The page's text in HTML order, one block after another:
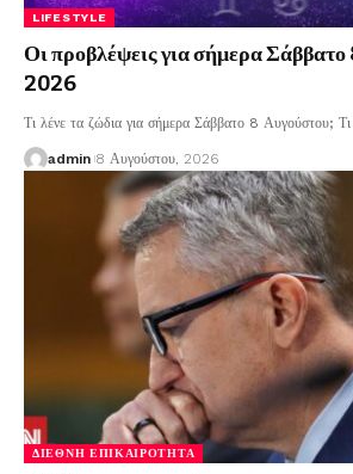
LIFESTYLE
Οι προβλέψεις για σήμερα
2026
Τι λένε τα ζώδια για σήμερα Σάββατο 8 Αυγούστου; Τι
admin 8 Αυγούστου, 2026
ΔΙΕΘΝΉ ΕΠΙΚΑΙΡΌΤΗΤΑ